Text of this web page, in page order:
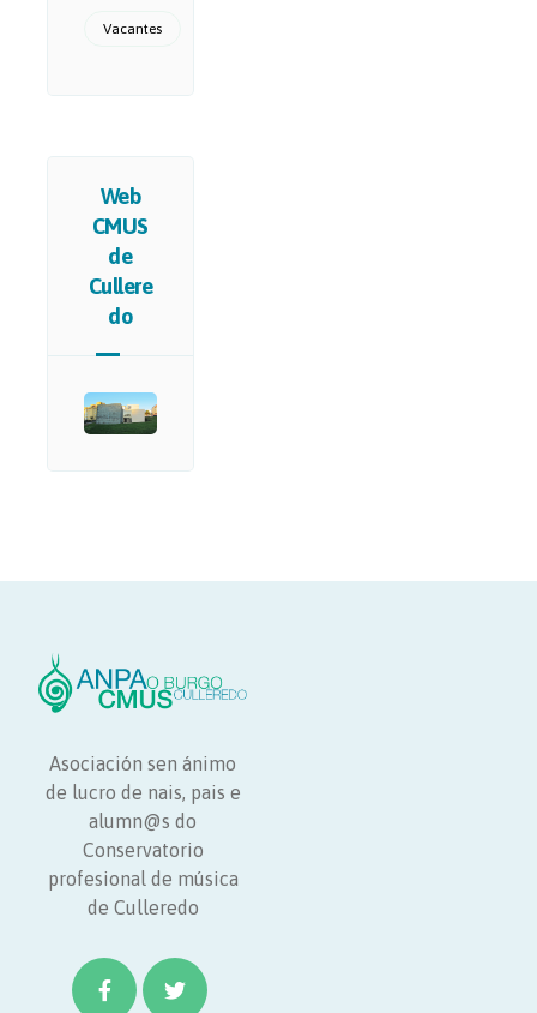
Vacantes
Web
CMUS
de
Cullere
do
Asociación sen ánimo
de lucro de nais, pais e
alumn@s do
Conservatorio
profesional de música
de Culleredo